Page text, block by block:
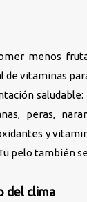
menos
vitaminas
peras,
y
pelo también
del clima